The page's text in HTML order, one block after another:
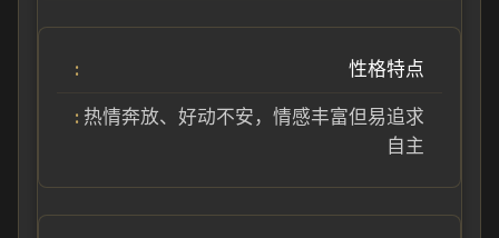
性格特点
热情奔放、好动不安，情感丰富但易追求
自主